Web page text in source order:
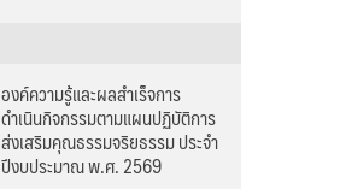
องค์ความรู้และผลสำเร็จการ
ดำเนินกิจกรรมตามแผนปฏิบัติการ
ส่งเสริมคุณธรรมจริยธรรม ประจำ
ปีงบประมาณ พ.ศ. 2569